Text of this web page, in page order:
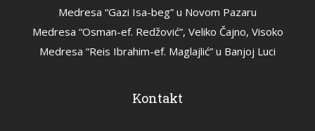
Medresa “Gazi Isa-beg” u Novom Pazaru
Medresa “Osman-ef. Redžović”, Veliko Čajno, Visoko
Medresa “Reis Ibrahim-ef. Maglajlić” u Banjoj Luci
Kontakt